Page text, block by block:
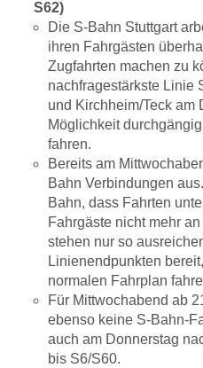
S62)
Die S-Bahn Stuttgart
ihren Fahrgästen
Zugfahrten machen zu
nachfragestärkste Linie
und Kirchheim/Teck am
Möglichkeit
fahren.
Bereits am
Bahn Verbindungen
Bahn, dass Fahrten
Fahrgäste nicht mehr
stehen nur so
Linienendpunkten
normalen Fahrplan
Für Mittwochabend ab
ebenso keine S-Bahn-
auch am Donnerstag
bis S6/S60.